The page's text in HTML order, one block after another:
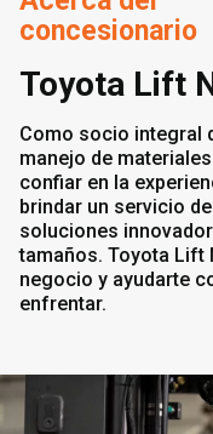
concesionario
Toyota Lift
Como socio integral
manejo de
confiar en la
brindar un servicio
soluciones
tamaños. Toyota Lift
negocio y ayudarte
enfrentar.